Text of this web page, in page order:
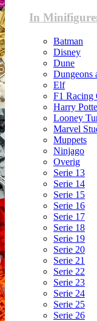
In
Batman
Disney
Dune
Dungeons
Elf
F1 Racing
Harry
Looney
Marvel
Muppets
Ninjago
Overig
Serie 13
Serie 14
Serie 15
Serie 16
Serie 17
Serie 18
Serie 19
Serie 20
Serie 21
Serie 22
Serie 23
Serie 24
Serie 25
Serie 26